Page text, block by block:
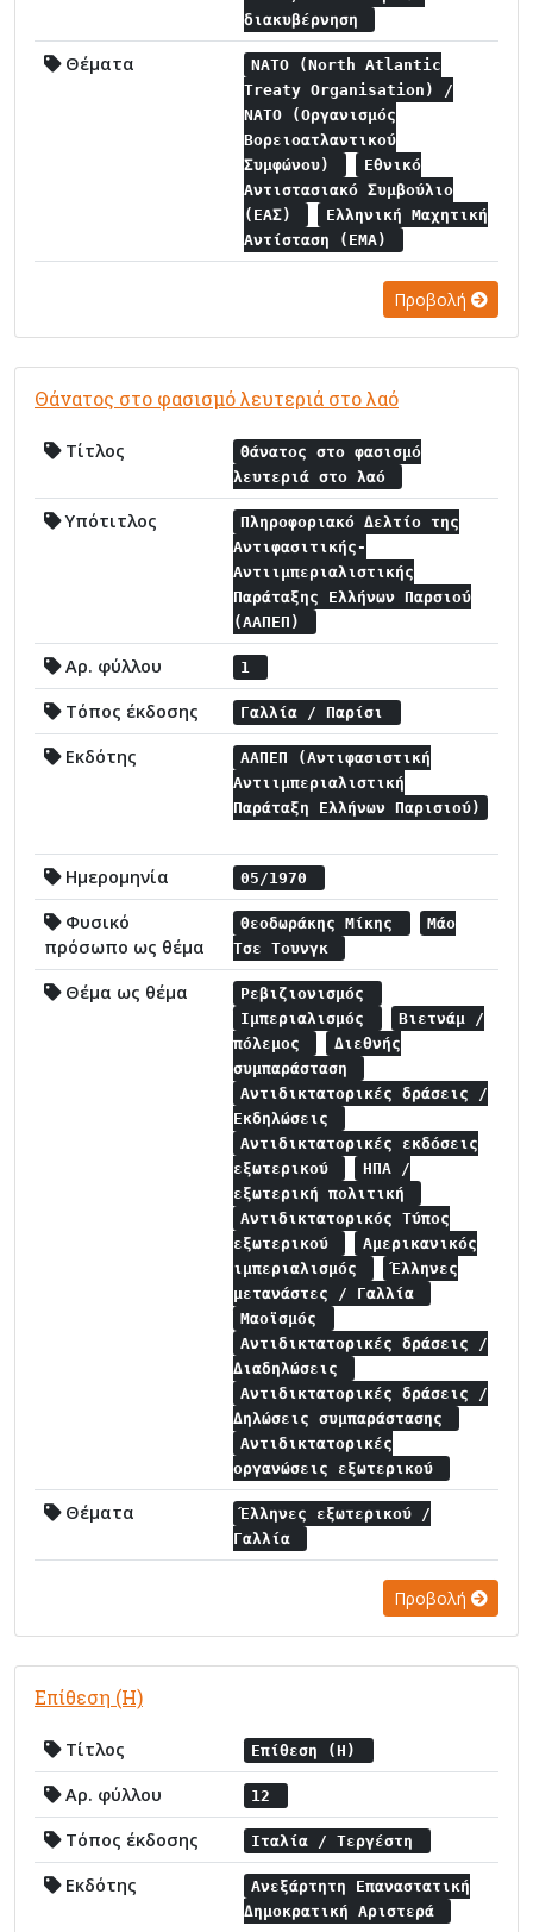
διακυβέρνηση
Θέματα
NATO (North Atlantic
Treaty Organisation) /
NATO (Οργανισμός
Βορειοατλαντικού
Συμφώνου)
Εθνικό
Αντιστασιακό Συμβούλιο
(ΕΑΣ)
Ελληνική Μαχητική
Αντίσταση (ΕΜΑ)
Προβολή
Θάνατος στο φασισμό λευτεριά στο λαό
Τίτλος
Θάνατος στο φασισμό
λευτεριά στο λαό
Υπότιτλος
Πληροφοριακό Δελτίο της
Αντιφασιτικής-
Αντιιμπεριαλιστικής
Παράταξης Ελλήνων Παρσιού
(ΑΑΠΕΠ)
Αρ. φύλλου 1
Τόπος έκδοσης Γαλλία / Παρίσι
Εκδότης
ΑΑΠΕΠ (Αντιφασιστική
Αντιιμπεριαλιστική
Παράταξη Ελλήνων Παρισιού)
Ημερομηνία 05/1970
Φυσικό
πρόσωπο ως θέμα
Θεοδωράκης Μίκης
Μάο
Τσε Τουνγκ
Θέμα ως θέμα
Ρεβιζιονισμός
Ιμπεριαλισμός
Βιετνάμ /
πόλεμος
Διεθνής
συμπαράσταση
Αντιδικτατορικές δράσεις /
Εκδηλώσεις
Αντιδικτατορικές εκδόσεις
εξωτερικού
ΗΠΑ /
εξωτερική πολιτική
Αντιδικτατορικός Τύπος
εξωτερικού
Αμερικανικός
ιμπεριαλισμός
Έλληνες
μετανάστες / Γαλλία
Μαοϊσμός
Αντιδικτατορικές δράσεις /
Διαδηλώσεις
Αντιδικτατορικές δράσεις /
Δηλώσεις συμπαράστασης
Αντιδικτατορικές
οργανώσεις εξωτερικού
Θέματα
Έλληνες εξωτερικού /
Γαλλία
Προβολή
Επίθεση (Η)
Τίτλος Επίθεση (Η)
Αρ. φύλλου 12
Τόπος έκδοσης Ιταλία / Τεργέστη
Εκδότης
Ανεξάρτητη Επαναστατική
Δημοκρατική Αριστερά